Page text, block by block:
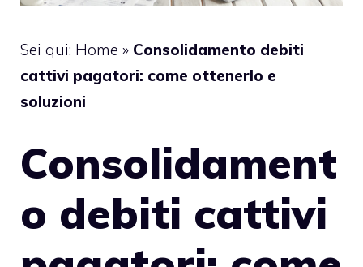
Sei qui: Home » Consolidamento debiti
cattivi pagatori: come ottenerlo e
soluzioni
Consolidament
o debiti cattivi